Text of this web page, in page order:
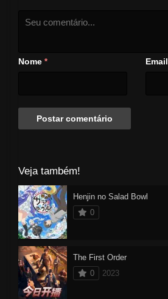
Nome * Email
Veja também!
Henjin no Salad Bowl
0
The First Order
0
2023